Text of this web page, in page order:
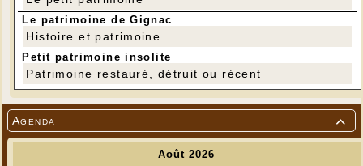

Agenda
Le patrimoine de Gignac
Histoire et patrimoine
Petit patrimoine insolite
Patrimoine restauré, détruit ou récent